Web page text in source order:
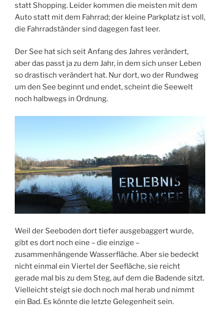
statt Shopping. Leider kommen die meisten mit dem
Auto statt mit dem Fahrrad; der kleine Parkplatz ist voll,
die Fahrradständer sind dagegen fast leer.
Der See hat sich seit Anfang des Jahres verändert,
aber das passt ja zu dem Jahr, in dem sich unser Leben
so drastisch verändert hat. Nur dort, wo der Rundweg
um den See beginnt und endet, scheint die Seewelt
noch halbwegs in Ordnung.
Weil der Seeboden dort tiefer ausgebaggert wurde,
gibt es dort noch eine – die einzige –
zusammenhängende Wasserfläche. Aber sie bedeckt
nicht einmal ein Viertel der Seefläche, sie reicht
gerade mal bis zu dem Steg, auf dem die Badende sitzt.
Vielleicht steigt sie doch noch mal herab und nimmt
ein Bad. Es könnte die letzte Gelegenheit sein.